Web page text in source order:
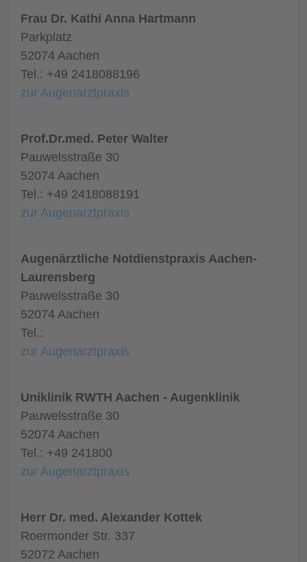
Frau Dr. Kathi Anna Hartmann
Parkplatz
52074 Aachen
Tel.: +49 2418088196
zur Augenarztpraxis
Prof.Dr.med. Peter Walter
Pauwelsstraße 30
52074 Aachen
Tel.: +49 2418088191
zur Augenarztpraxis
Augenärztliche Notdienstpraxis Aachen-
Laurensberg
Pauwelsstraße 30
52074 Aachen
Tel.:
zur Augenarztpraxis
Uniklinik RWTH Aachen - Augenklinik
Pauwelsstraße 30
52074 Aachen
Tel.: +49 241800
zur Augenarztpraxis
Herr Dr. med. Alexander Kottek
Roermonder Str. 337
52072 Aachen